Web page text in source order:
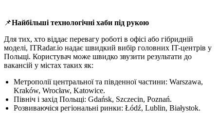
📌Найбільші технологічні хаби під рукою
Для тих, хто віддає перевагу роботі в офісі або гібридній
моделі, ITRadar.io надає швидкий вибір головних IT-центрів у
Польщі. Користувач може швидко звузити результати до
вакансій у містах таких як:
Метрополії центральної та південної частини: Warszawa,
Kraków, Wrocław, Katowice.
Північ і захід Польщі: Gdańsk, Szczecin, Poznań.
Розвиваючіся регіональні ринки: Łódź, Lublin, Białystok.